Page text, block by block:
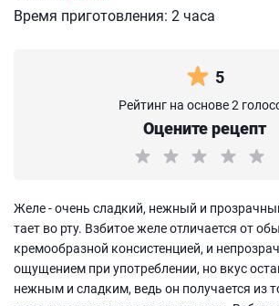
Время приготовления: 2 часа
5
Рейтинг на основе 2
Оцените рецепт
Желе - очень сладкий, нежный и
тает во рту. Взбитое желе отличается от
кремообразной консистенцией, и
ощущением при употреблении, но вкус
нежным и сладким, ведь он получается из